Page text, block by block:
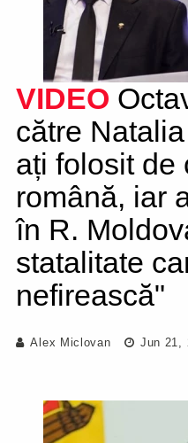
VIDEO
către
ați folosit de
română, iar
în R.
statalitate
nefirească"
Alex Miclovan Jun 21,